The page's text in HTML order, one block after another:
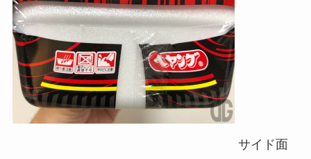
サイド面